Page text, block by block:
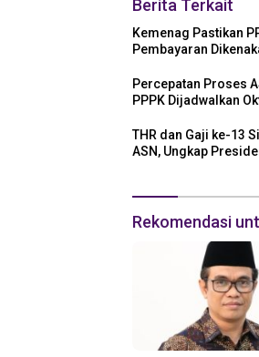
Berita Terkait
Kemenag Pastikan
Pembayaran
Percepatan Proses
PPPK Dijadwalkan
THR dan Gaji ke-13
ASN, Ungkap
Rekomendasi